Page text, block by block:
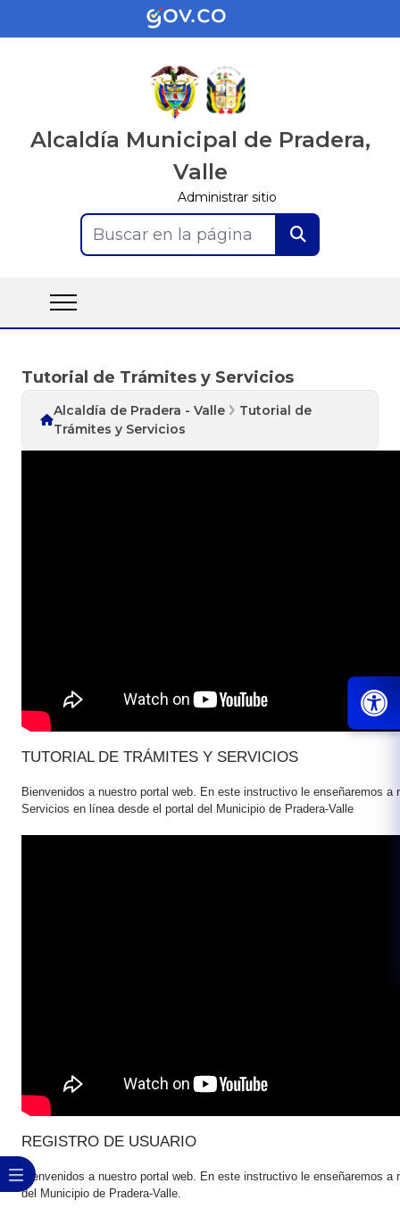
Alcaldía Municipal de Pradera,
Valle
Administrar sitio
Buscar en la página
Tutorial de Trámites y Servicios
Alcaldía de Pradera - Valle
Tutorial de
Trámites y Servicios
T​UTORIAL DE TRÁMITES Y SERVICIOS
Bienvenidos a nuestro portal web. En este instructivo le enseñaremos a
Servicios en línea desde el portal del Municipio de Pradera-Valle
RE​GISTRO DE USUARIO
Bienvenidos a nuestro portal web. En este instructivo le enseñaremos a
del Municipio de Pradera-Valle.​​